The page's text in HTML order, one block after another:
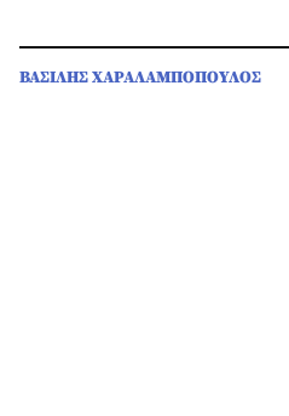
ΒΑΣΙΛΗΣ ΧΑΡΑΛΑΜΠΟΠΟΥΛΟΣ